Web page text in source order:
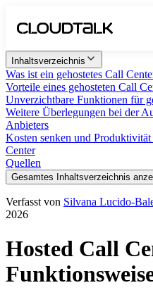
Inhaltsverzeichnis
Was ist ein gehostetes Call
Vorteile eines gehosteten Call
Unverzichtbare Funktionen für
Weitere Überlegungen bei der
Anbieters
Kosten senken und
Center
Quellen
Gesamtes Inhaltsverzeichnis
Verfasst von Silvana Lucido-
2026
Hosted Call